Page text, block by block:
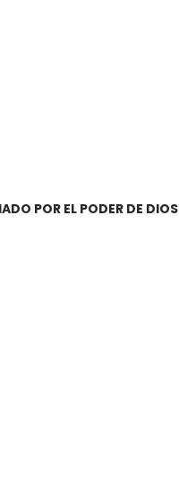
POR EL PODER DE DIOS